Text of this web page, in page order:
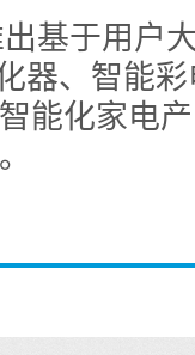
于用户大
器、智能
能化家电